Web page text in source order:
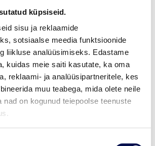
küpsiseid.
sisu ja reklaamide
sotsiaalse meedia funktsioonide
liikluse analüüsimiseks. Edastame
kuidas meie saiti kasutate, ka oma
reklaami- ja analüüsipartneritele, kes
muu teabega, mida olete neile
nad on kogunud teiepoolse teenuste
EDASIMÜÜJA